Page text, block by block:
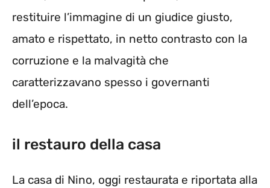
restituire l’immagine di un giudice giusto,
amato e rispettato, in netto contrasto con la
corruzione e la malvagità che
caratterizzavano spesso i governanti
dell’epoca.
il restauro della casa
La casa di Nino, oggi restaurata e riportata alla